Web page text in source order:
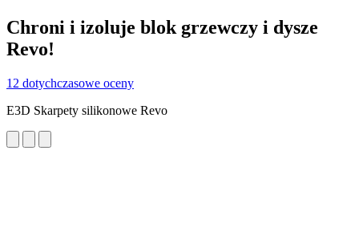
Chroni i izoluje blok grzewczy i dysze
Revo!
12 dotychczasowe oceny
E3D Skarpety silikonowe Revo